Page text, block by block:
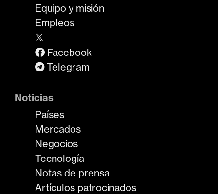
Equipo y misión
Empleos
𝕏
Facebook
Telegram
Noticias
Países
Mercados
Negocios
Tecnología
Notas de prensa
Artículos patrocinados